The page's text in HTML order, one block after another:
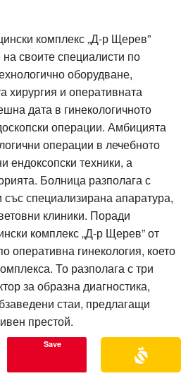
комплекс „Д-р Щерев”
своите специалисти по
оборудване,
хирургия и оперативната
дата в гинекологичното
операции. Амбицията
операции в лечебното
ендоксопски техники, а
Болница разполага с
специализирана апаратура,
клиники. Поради
комплекс „Д-р Щерев” от
оперативна гинекология, което
То разполага с три
за образна диагностика,
стаи, предлагащи
престой.
Save